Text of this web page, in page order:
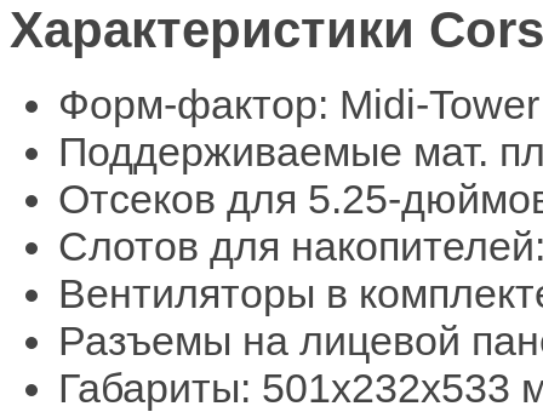
Характеристики
Форм-фактор: Midi-Tower
Поддерживаемые мат.
Отсеков для 5.25-
Слотов для
Вентиляторы в
Разъемы на лицевой
Габариты: 501x232x533